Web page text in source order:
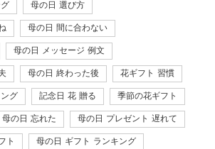
母の日 選び方
母の日 間に合わない
母の日 メッセージ 例文
母の日 終わった後 花ギフト 習慣
グ 記念日 花 贈る 季節の花ギフト
母の日 忘れた 母の日 プレゼント 遅れて
ト 母の日 ギフト ランキング